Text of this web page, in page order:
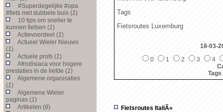
#Superdegelijke #opa
#fiets met dubbele buis (1)
10 tips om sneller te
kunnen fietsen (1)
Actievoordeel (1)
Actueel Wieler Nieuws
(1)
Actuele profs (1)
Afrodisiaca voor hogere
prestaties in de liefde (1)
Algemene organisaties
(1)
Algemene Wieler
paginas (1)
Artikelen (6)
Tags
Fietsroutes Luxemburg
18-03-
0
1 2 3
4
Tags
Fietsroutes ItaliÃ«